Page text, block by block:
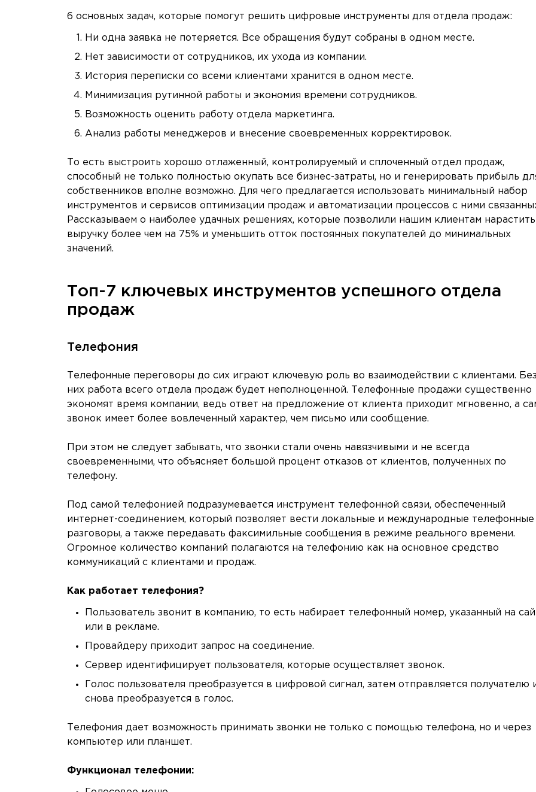
6 основных задач, которые помогут решить цифровые инструменты для отдела продаж:
Ни одна заявка не потеряется. Все обращения будут собраны в одном месте.
Нет зависимости от сотрудников, их ухода из компании.
История переписки со всеми клиентами хранится в одном месте.
Минимизация рутинной работы и экономия времени сотрудников.
Возможность оценить работу отдела маркетинга.
Анализ работы менеджеров и внесение своевременных корректировок.
То есть выстроить хорошо отлаженный, контролируемый и сплоченный отдел продаж,
способный не только полностью окупать все бизнес-затраты, но и генерировать прибыль
собственников вполне возможно. Для чего предлагается использовать минимальный набор
инструментов и сервисов оптимизации продаж и автоматизации процессов с ними
Рассказываем о наиболее удачных решениях, которые позволили нашим клиентам нарастить
выручку более чем на 75% и уменьшить отток постоянных покупателей до минимальных
значений.
Топ-7 ключевых инструментов успешного отдела
продаж
Телефония
Телефонные переговоры до сих играют ключевую роль во взаимодействии с клиентами.
них работа всего отдела продаж будет неполноценной. Телефонные продажи существенно
экономят время компании, ведь ответ на предложение от клиента приходит мгновенно, а
звонок имеет более вовлеченный характер, чем письмо или сообщение.
При этом не следует забывать, что звонки стали очень навязчивыми и не всегда
своевременными, что объясняет большой процент отказов от клиентов, полученных по
телефону.
Под самой телефонией подразумевается инструмент телефонной связи, обеспеченный
интернет-соединением, который позволяет вести локальные и международные телефонные
разговоры, а также передавать факсимильные сообщения в режиме реального времени.
Огромное количество компаний полагаются на телефонию как на основное средство
коммуникаций с клиентами и продаж.
Как работает телефония?
Пользователь звонит в компанию, то есть набирает телефонный номер, указанный на
или в рекламе.
Провайдеру приходит запрос на соединение.
Сервер идентифицирует пользователя, которые осуществляет звонок.
Голос пользователя преобразуется в цифровой сигнал, затем отправляется получателю
снова преобразуется в голос.
Телефония дает возможность принимать звонки не только с помощью телефона, но и через
компьютер или планшет.
Функционал телефонии: